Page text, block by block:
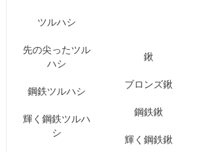
ツルハシ
先の尖ったツル
ハシ
鋼鉄ツルハシ
輝く鋼鉄ツルハ
シ
鍬
ブロンズ鍬
鋼鉄鍬
輝く鋼鉄鍬